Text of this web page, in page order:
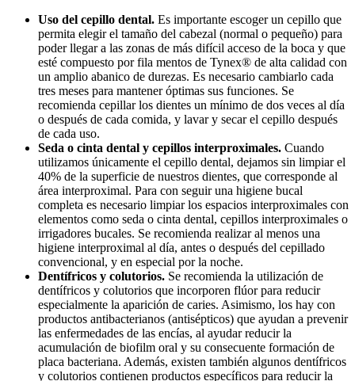
Uso del cepillo dental. Es importante escoger un cepillo que
permita elegir el tamaño del cabezal (normal o pequeño) para
poder llegar a las zonas de más difícil acceso de la boca y que
esté compuesto por fila mentos de Tynex® de alta calidad con
un amplio abanico de durezas. Es necesario cambiarlo cada
tres meses para mantener óptimas sus funciones. Se
recomienda cepillar los dientes un mínimo de dos veces al día
o después de cada comida, y lavar y secar el cepillo después
de cada uso.
Seda o cinta dental y cepillos interproximales. Cuando
utilizamos únicamente el cepillo dental, dejamos sin limpiar el
40% de la superficie de nuestros dientes, que corresponde al
área interproximal. Para con seguir una higiene bucal
completa es necesario limpiar los espacios interproximales con
elementos como seda o cinta dental, cepillos interproximales o
irrigadores bucales. Se recomienda realizar al menos una
higiene interproximal al día, antes o después del cepillado
convencional, y en especial por la noche.
Dentífricos y colutorios. Se recomienda la utilización de
dentífricos y colutorios que incorporen flúor para reducir
especialmente la aparición de caries. Asimismo, los hay con
productos antibacterianos (antisépticos) que ayudan a prevenir
las enfermedades de las encías, al ayudar reducir la
acumulación de biofilm oral y su consecuente formación de
placa bacteriana. Además, existen también algunos dentífricos
y colutorios contienen productos específicos para reducir la